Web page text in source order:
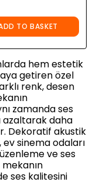
TO BASKET
hem estetik
getiren özel
renk, desen
zamanda ses
azaltarak daha
Dekoratif akustik
sinema odaları
ve ses
ses kalitesini